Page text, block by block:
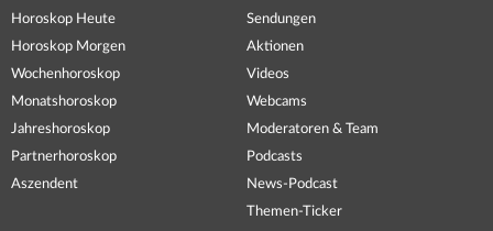
Horoskop Heute
Horoskop Morgen
Wochenhoroskop
Monatshoroskop
Jahreshoroskop
Partnerhoroskop
Aszendent
Sendungen
Aktionen
Videos
Webcams
Moderatoren & Team
Podcasts
News-Podcast
Themen-Ticker